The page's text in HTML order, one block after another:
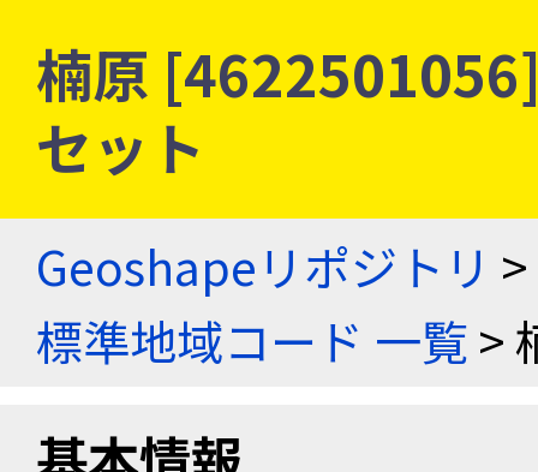
楠原
セット
Geoshapeリポジトリ >
標準地域コード 一覧>